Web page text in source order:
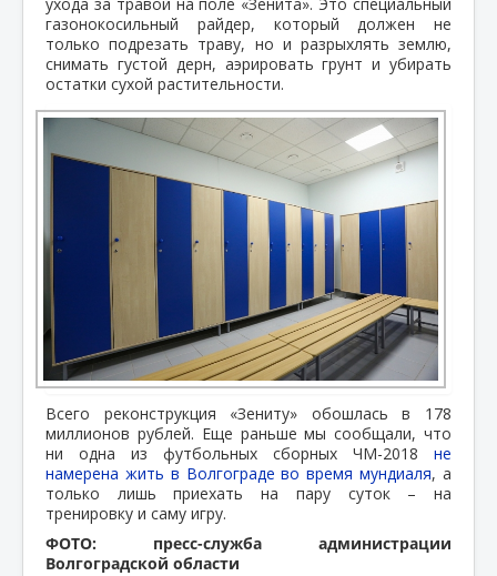
газонокосильный райдер, который должен не
только подрезать траву, но и разрыхлять землю,
снимать густой дерн, аэрировать грунт и убирать
остатки сухой растительности.
Всего реконструкция «Зениту» обошлась в 178
миллионов рублей. Еще раньше мы сообщали, что
ни одна из футбольных сборных ЧМ-2018 не
намерена жить в Волгограде во время мундиаля, а
только лишь приехать на пару суток – на
тренировку и саму игру.
ФОТО: пресс-служба администрации
Волгоградской области